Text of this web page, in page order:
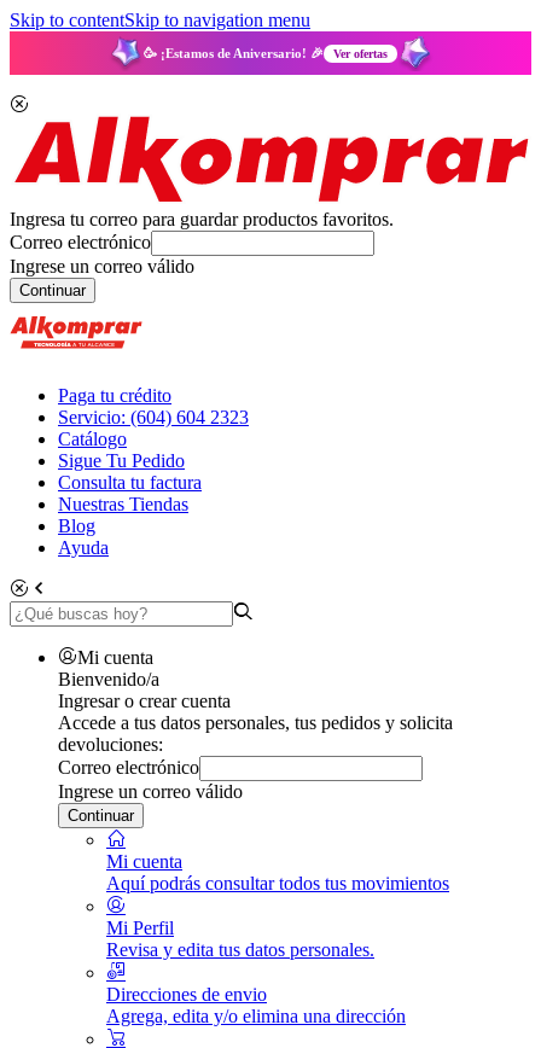
Skip to contentSkip to navigation menu
🥳 ¡Estamos de Aniversario! 🎉 Ver ofertas
Ingresa tu correo para guardar productos favoritos.
Correo electrónico
Ingrese un correo válido
Continuar
Paga tu crédito
Servicio: (604) 604 2323
Catálogo
Sigue Tu Pedido
Consulta tu factura
Nuestras Tiendas
Blog
Ayuda
Mi cuenta
Bienvenido/a
Ingresar o crear cuenta
Accede a tus datos personales, tus pedidos y solicita
devoluciones:
Correo electrónico
Ingrese un correo válido
Continuar
Mi cuenta
Aquí podrás consultar todos tus movimientos
Mi Perfil
Revisa y edita tus datos personales.
Direcciones de envio
Agrega, edita y/o elimina una dirección